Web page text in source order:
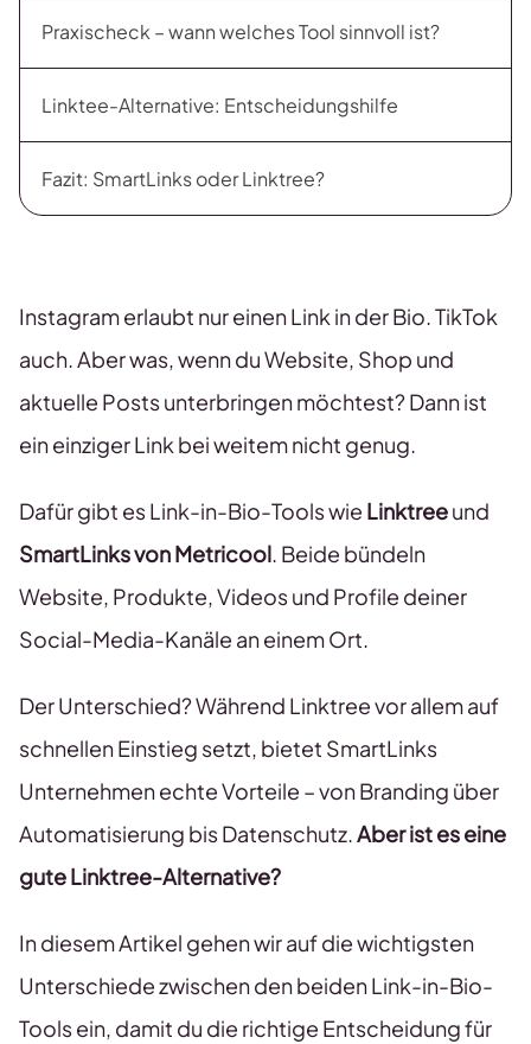
Praxischeck – wann welches Tool sinnvoll ist?
Linktee-Alternative: Entscheidungshilfe
Fazit: SmartLinks oder Linktree?
Instagram erlaubt nur einen Link in der Bio. TikTok
auch. Aber was, wenn du Website, Shop und
aktuelle Posts unterbringen möchtest? Dann ist
ein einziger Link bei weitem nicht genug.
Dafür gibt es Link-in-Bio-Tools wie Linktreeund
SmartLinks von Metricool. Beide bündeln
Website, Produkte, Videos und Profile deiner
Social-Media-Kanäle an einem Ort.
Der Unterschied? Während Linktree vor allem auf
schnellen Einstieg setzt, bietet SmartLinks
Unternehmen echte Vorteile – von Branding über
Automatisierung bis Datenschutz.Aber ist es eine
gute Linktree-Alternative?
In diesem Artikel gehen wir auf die wichtigsten
Unterschiede zwischen den beiden Link-in-Bio-
Tools ein, damit du die richtige Entscheidung für